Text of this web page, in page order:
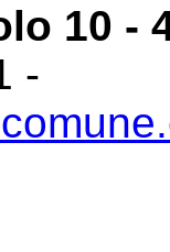
10 -
-